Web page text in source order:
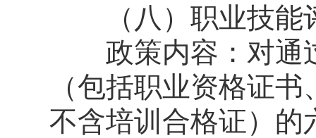
（八）职业技能
政策内容：对通过
（包括职业资格证
不含培训合格证）的